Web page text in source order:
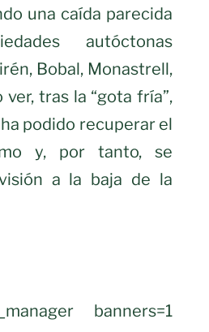
una caída parecida
autóctonas
Bobal, Monastrell,
ver, tras la “gota fría”,
podido recuperar el
y, por tanto, se
a la baja de la
banners=1